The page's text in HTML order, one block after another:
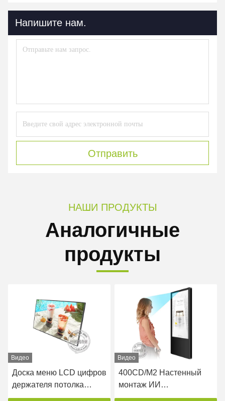
Напишите нам.
Отправить
НАШИ ПРОДУКТЫ
Аналогичные
продукты
Видео
Доска меню LCD цифров
держателя потолка
держателя стены для
Видео
400CD/M2 Настенный
монтаж ИИ
распознавание лица